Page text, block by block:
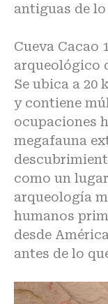
antiguas de lo
Cueva Cacao
arqueológico
Se ubica a 20
y contiene
ocupaciones
megafauna
como un
arqueología
humanos
desde
antes de lo